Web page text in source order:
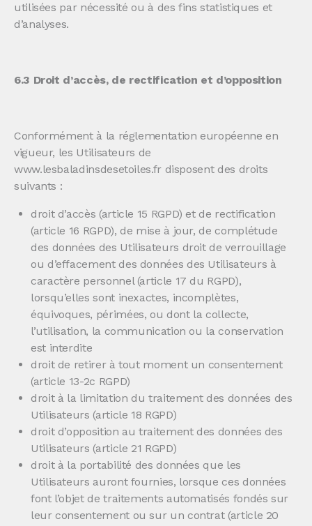
utilisées par nécessité ou à des fins statistiques et
d’analyses.
6.3 Droit d’accès, de rectification et d’opposition
Conformément à la réglementation européenne en
vigueur, les Utilisateurs de
www.lesbaladinsdesetoiles.fr disposent des droits
suivants :
droit d’accès (article 15 RGPD) et de rectification
(article 16 RGPD), de mise à jour, de complétude
des données des Utilisateurs droit de verrouillage
ou d’effacement des données des Utilisateurs à
caractère personnel (article 17 du RGPD),
lorsqu’elles sont inexactes, incomplètes,
équivoques, périmées, ou dont la collecte,
l’utilisation, la communication ou la conservation
est interdite
droit de retirer à tout moment un consentement
(article 13-2c RGPD)
droit à la limitation du traitement des données des
Utilisateurs (article 18 RGPD)
droit d’opposition au traitement des données des
Utilisateurs (article 21 RGPD)
droit à la portabilité des données que les
Utilisateurs auront fournies, lorsque ces données
font l’objet de traitements automatisés fondés sur
leur consentement ou sur un contrat (article 20